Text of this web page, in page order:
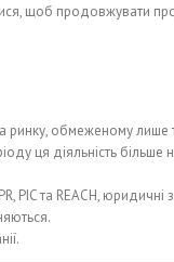
щоб продовжувати
ринку, обмеженому лише
ця діяльність
PIC та REACH,